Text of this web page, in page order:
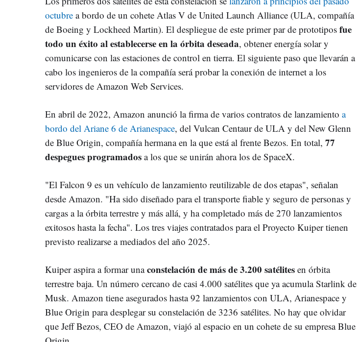
octubre a bordo de un cohete Atlas V de United Launch Alliance (ULA, compañía
de Boeing y Lockheed Martin). El despliegue de este primer par de prototipos fue
todo un éxito al establecerse en la órbita deseada, obtener energía solar y
comunicarse con las estaciones de control en tierra. El siguiente paso que llevarán a
cabo los ingenieros de la compañía será probar la conexión de internet a los
servidores de Amazon Web Services.
En abril de 2022, Amazon anunció la firma de varios contratos de lanzamiento a
bordo del Ariane 6 de Arianespace, del Vulcan Centaur de ULA y del New Glenn
de Blue Origin, compañía hermana en la que está al frente Bezos. En total, 77
despegues programados a los que se unirán ahora los de SpaceX.
"El Falcon 9 es un vehículo de lanzamiento reutilizable de dos etapas", señalan
desde Amazon. "Ha sido diseñado para el transporte fiable y seguro de personas y
cargas a la órbita terrestre y más allá, y ha completado más de 270 lanzamientos
exitosos hasta la fecha". Los tres viajes contratados para el Proyecto Kuiper tienen
previsto realizarse a mediados del año 2025.
Kuiper aspira a formar unaconstelación de más de 3.200 satélites en órbita
terrestre baja. Un número cercano de casi 4.000 satélites que ya acumula Starlink de
Musk. Amazon tiene asegurados hasta 92 lanzamientos con ULA, Arianespace y
Blue Origin para desplegar su constelación de 3236 satélites. No hay que olvidar
que Jeff Bezos, CEO de Amazon, viajó al espacio en un cohete de su empresa Blue